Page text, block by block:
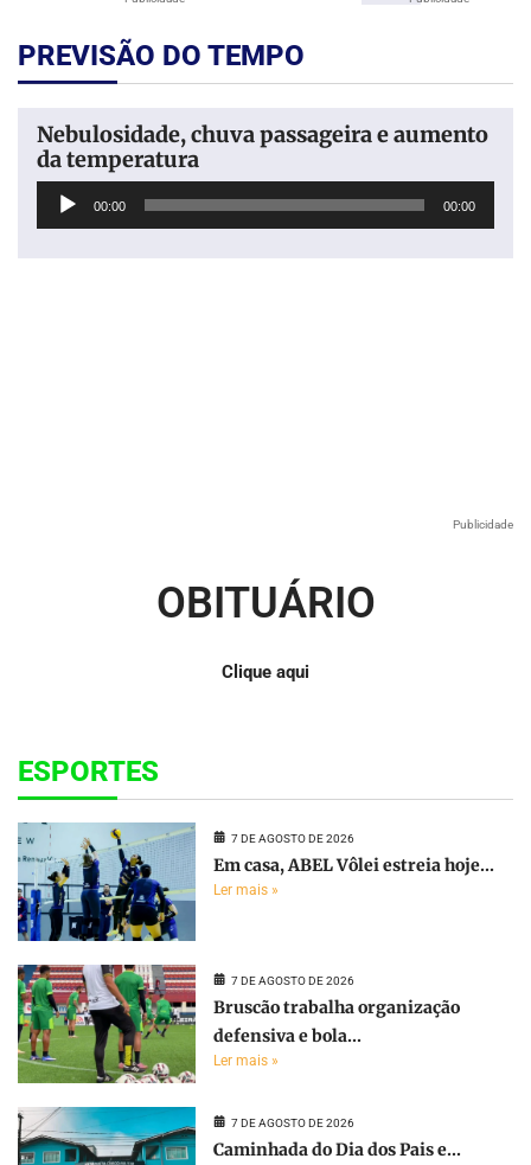
PREVISÃO DO TEMPO
Nebulosidade, chuva passageira e aumento
da temperatura
Tocador
00:00 00:00
Publicidade
OBITUÁRIO
Clique aqui
ESPORTES
7 DE AGOSTO DE 2026
Em casa, ABEL Vôlei estreia hoje...
Ler mais »
7 DE AGOSTO DE 2026
Bruscão trabalha organização
defensiva e bola...
Ler mais »
7 DE AGOSTO DE 2026
Caminhada do Dia dos Pais e...